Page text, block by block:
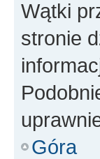
Wątki
stronie
Góra